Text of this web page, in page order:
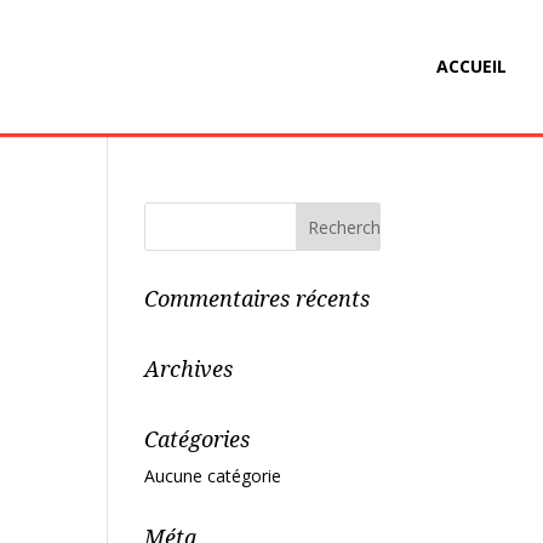
ACCUEIL
Commentaires récents
Archives
Catégories
Aucune catégorie
Méta